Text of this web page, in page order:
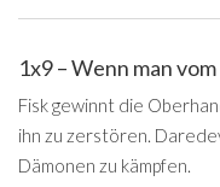
1x9 – Wenn man
Fisk gewinnt die
ihn zu zerstören.
Dämonen zu kämpfen.